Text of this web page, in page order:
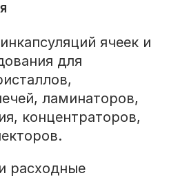
ячеек и
для
ламинаторов,
концентраторов,
расходные